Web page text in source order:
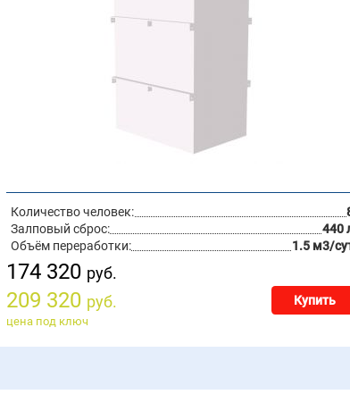
Количество человек:
Залповый сброс:
440
Объём переработки:
1.5 м3/
174 320 руб.
209 320 руб. Купить
цена под ключ